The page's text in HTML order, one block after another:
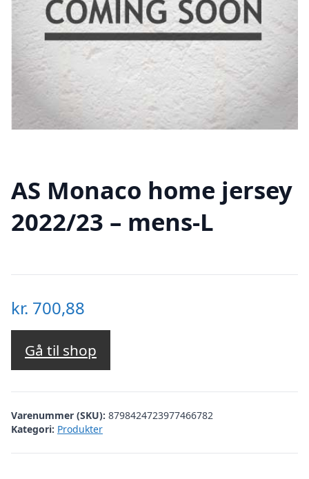
AS Monaco home jersey
2022/23 – mens-L
kr. 700,88
Gå til shop
Varenummer (SKU): 8798424723977466782
Kategori: Produkter